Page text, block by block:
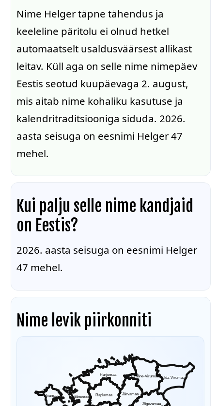
Nime Helger täpne tähendus ja
keeleline päritolu ei olnud hetkel
automaatselt usaldusväärsest allikast
leitav. Küll aga on selle nime nimepäev
Eestis seotud kuupäevaga 2. august,
mis aitab nime kohaliku kasutuse ja
kalendritraditsiooniga siduda. 2026.
aasta seisuga on eesnimi Helger 47
mehel.
Kui palju selle nime kandjaid
on Eestis?
2026. aasta seisuga on eesnimi Helger
47 mehel.
Nime levik piirkonniti
Hiiumaa Läänemaa Raplamaa
Harjumaa Lääne-Virumaa Ida-Virumaa
Järvamaa
Jõgevamaa